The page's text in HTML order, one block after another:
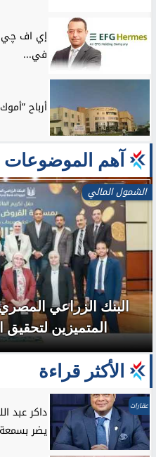
إي اف چي
في...
أرباح ”أموك” تقفز 109%
آهم الموضوعات
الشمول المالي
البنك الزراعي
المتميزين لتحقيق
الأكثر قراءة
عقارات
داكر عبد
يضر